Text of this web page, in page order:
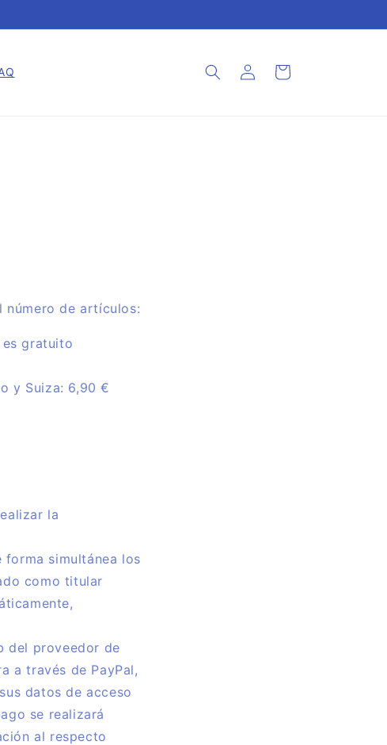
ConnexionPanier
número de artículos:
gratuito
y Suiza: 6,90 €
la
simultánea los
como titular
del proveedor de
a través de PayPal,
datos de acceso
se realizará
al respecto